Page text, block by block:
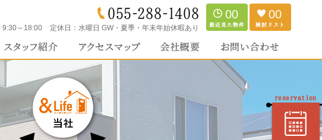
9:30～18:00 定休日： 水曜日 GW・夏季・年末年始休暇あり
00 00